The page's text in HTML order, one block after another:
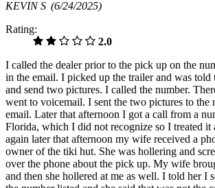
KEVIN S (6/24/2025)
Rating:
2.0
I called the dealer prior to the pick up on the
in the email. I picked up the trailer and was
and send two pictures. I called the number.
went to voicemail. I sent the two pictures to the
email. Later that afternoon I got a call from a
Florida, which I did not recognize so I treated it
again later that afternoon my wife received a
owner of the tiki hut. She was hollering and
over the phone about the pick up. My wife
and then she hollered at me as well. I told her I